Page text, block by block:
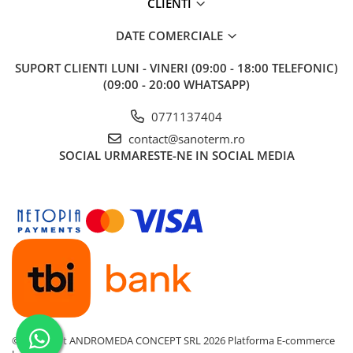
Baterii cu pipa flexibila
Chiuvete Compozit
Seturi chiuvete si baterii
Distribuitoare
Grup amestec
Automatizari
Pompe recirculare
Pompa ridicare presiune
Cutii distribuitoare
CLIENTI
DATE COMERCIALE
SUPORT CLIENTI LUNI - VINERI (09:00 - 18:00 TELEFONIC)
(09:00 - 20:00 WHATSAPP)
0771137404
contact@sanoterm.ro
SOCIAL URMARESTE-NE IN SOCIAL MEDIA
©Copyright ANDROMEDA CONCEPT SRL 2026 Platforma E-commerce